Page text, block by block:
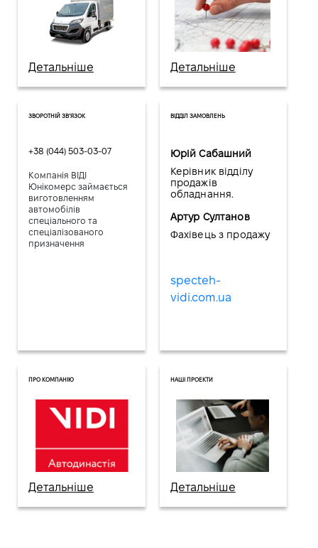
Детальніше Детальніше
ЗВОРОТНІЙ ЗВ’ЯЗОК
+38 (044) 503-03-07
Компанія ВІДІ
Юнікомерс займається
виготовленням
автомобілів
спеціального та
спеціалізованого
призначення
ВІДДІЛ ЗАМОВЛЕНЬ
Юрій Сабашний
Керівник відділу
продажів
обладнання.
Артур Султанов
Фахівець з продажу
specteh-
vidi.com.ua
ПРО КОМПАНІЮ
Детальніше
НАШІ ПРОЕКТИ
Детальніше